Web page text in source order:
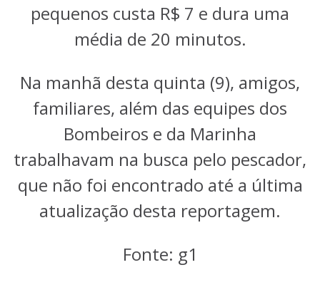
pequenos custa R$ 7 e dura uma
média de 20 minutos.
Na manhã desta quinta (9), amigos,
familiares, além das equipes dos
Bombeiros e da Marinha
trabalhavam na busca pelo pescador,
que não foi encontrado até a última
atualização desta reportagem.
Fonte: g1